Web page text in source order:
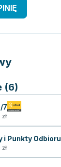
(6)
7
i Punkty Odbioru